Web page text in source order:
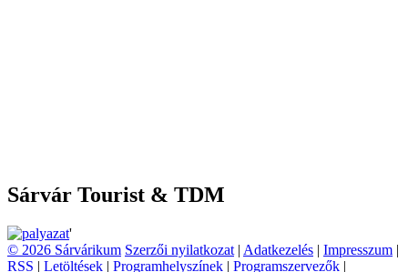
Sárvár Tourist & TDM
'
© 2026 Sárvárikum Szerzői nyilatkozat | Adatkezelés | Impresszum |
RSS | Letöltések | Programhelyszínek | Programszervezők |